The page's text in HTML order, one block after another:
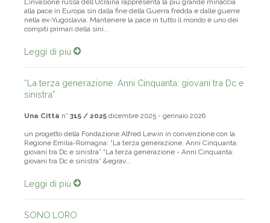
L’invasione russa dell’Ucraina rappresenta la più grande minaccia
alla pace in Europa sin dalla fine della Guerra fredda e dalle guerre
nella ex-Yugoslavia. Mantenere la pace in tutto il mondo è uno dei
compiti primari della sini...
Leggi di più
“La terza generazione. Anni Cinquanta: giovani tra Dc e
sinistra”
Una Città n° 315 / 2025 dicembre 2025 - gennaio 2026
un progetto della Fondazione Alfred Lewin in convenzione con la
Regione Emilia-Romagna: “La terza generazione. Anni Cinquanta:
giovani tra Dc e sinistra” “La terza generazione - Anni Cinquanta:
giovani tra Dc e sinistra” &egrav...
Leggi di più
SONO LORO